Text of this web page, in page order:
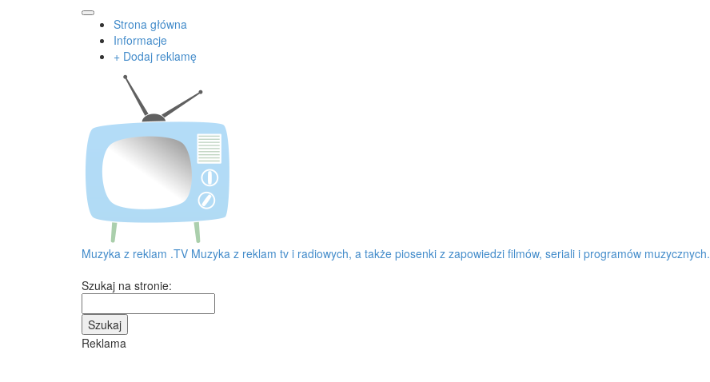
Strona główna
Informacje
+ Dodaj reklamę
Muzyka z reklam .TV Muzyka z reklam tv i radiowych, a także piosenki z zapowiedzi filmów, seriali i programów muzycznych.
Szukaj na stronie:
Reklama